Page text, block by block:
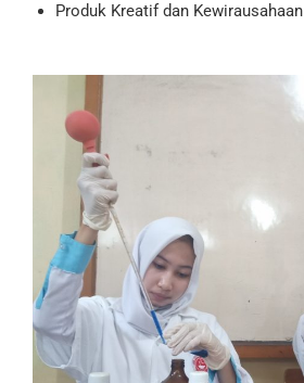
Produk Kreatif dan Kewirausahaan